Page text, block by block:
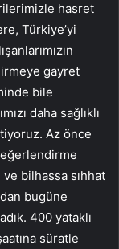
hasret
Türkiye’yi
gayret
bile
daha sağlıklı
Az önce
ve bilhassa sıhhat
bugüne
400 yataklı
süratle